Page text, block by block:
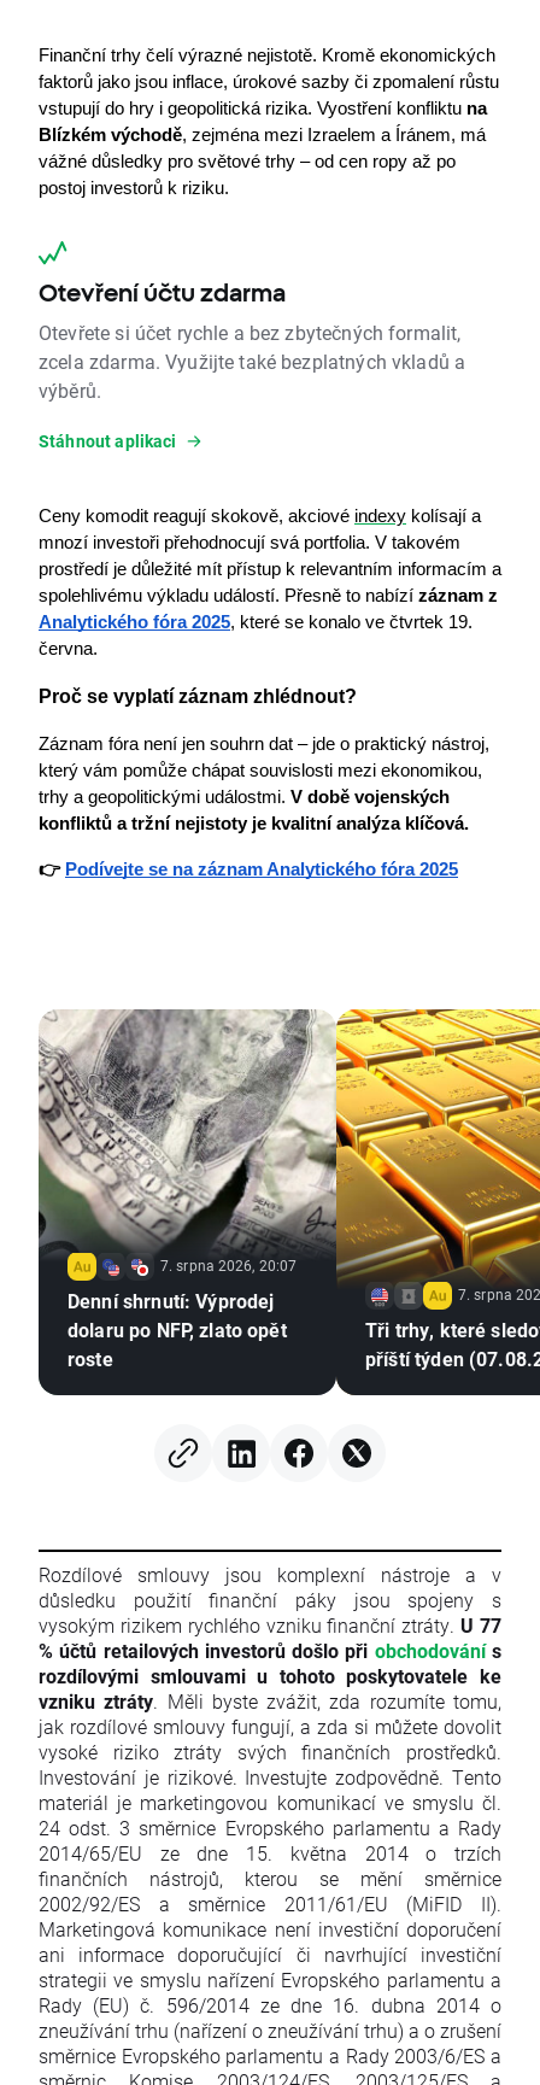
Finanční trhy čelí výrazné nejistotě. Kromě ekonomických
faktorů jako jsou inflace, úrokové sazby či zpomalení růstu
vstupují do hry i geopolitická rizika. Vyostření konfliktu na
Blízkém východě, zejména mezi Izraelem a Íránem, má
vážné důsledky pro světové trhy – od cen ropy až po
postoj investorů k riziku.
Otevření účtu zdarma
Otevřete si účet rychle a bez zbytečných formalit,
zcela zdarma. Využijte také bezplatných vkladů a
výběrů.
Stáhnout aplikaci
Ceny komodit reagují skokově, akciové indexy kolísají a
mnozí investoři přehodnocují svá portfolia. V takovém
prostředí je důležité mít přístup k relevantním informacím a
spolehlivému výkladu událostí. Přesně to nabízí
Analytického fóra 2025, které se konalo ve čtvrtek 19.
června.
Proč se vyplatí záznam zhlédnout?
Záznam fóra není jen souhrn dat – jde o praktický nástroj,
který vám pomůže chápat souvislosti mezi ekonomikou,
trhy a geopolitickými událostmi. V době vojenských
konfliktů a tržní nejistoty je kvalitní analýza klíčová.
👉 Podívejte se na záznam Analytického fóra 2025
7. srpna 2026, 20:07
Denní shrnutí: Výprodej
dolaru po NFP, zlato opět
roste
7. srpna
Tři trhy, které
příští týden
Rozdílové smlouvy jsou komplexní nástroje a v
důsledku použití finanční páky jsou spojeny s
vysokým rizikem rychlého vzniku finanční ztráty. U 77
% účtů retailových investorů došlo při obchodovánís
rozdílovými smlouvami u tohoto poskytovatele ke
vzniku ztráty. Měli byste zvážit, zda rozumíte tomu,
jak rozdílové smlouvy fungují, a zda si můžete dovolit
vysoké riziko ztráty svých finančních prostředků.
Investování je rizikové. Investujte zodpovědně. Tento
materiál je marketingovou komunikací ve smyslu čl.
24 odst. 3 směrnice Evropského parlamentu a Rady
2014/65/EU ze dne 15. května 2014 o trzích
finančních nástrojů, kterou se mění směrnice
2002/92/ES a směrnice 2011/61/EU (MiFID II).
Marketingová komunikace není investiční doporučení
ani informace doporučující či navrhující investiční
strategii ve smyslu nařízení Evropského parlamentu a
Rady (EU) č. 596/2014 ze dne 16. dubna 2014 o
zneužívání trhu (nařízení o zneužívání trhu) a o zrušení
směrnice Evropského parlamentu a Rady 2003/6/ES a